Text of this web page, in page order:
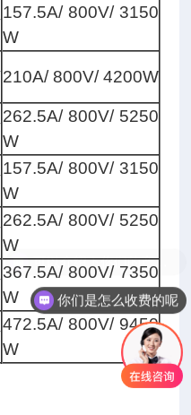
你们是怎么收费的呢
157.5A/ 800V/ 3150
W
210A/ 800V/ 4200W
262.5A/ 800V/ 5250
W
157.5A/ 800V/ 3150
W
262.5A/ 800V/ 5250
W
367.5A/ 800V/ 7350
W
472.5A/ 800V/ 9450
W